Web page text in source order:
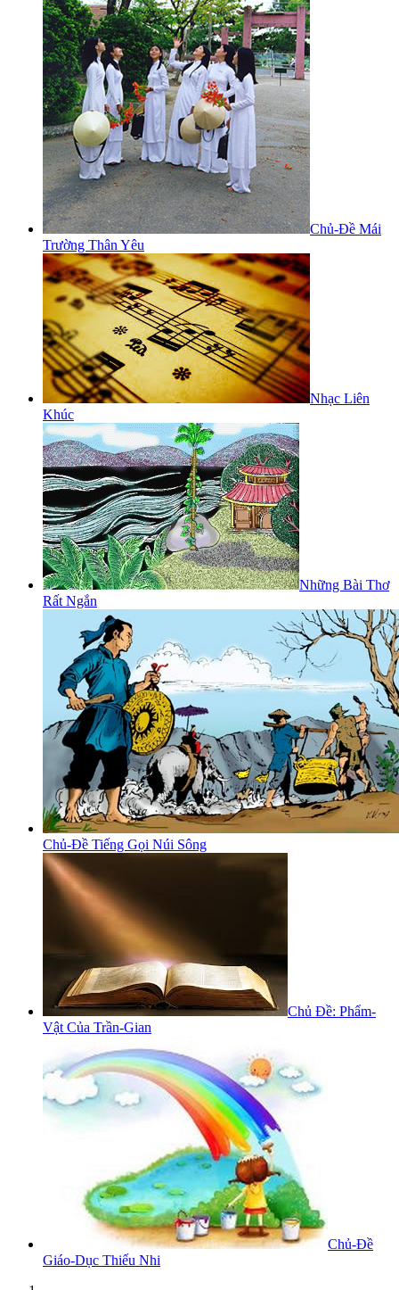
Chủ-Đề Mái
Trường Thân Yêu
Nhạc Liên
Khúc
Những Bài Thơ
Rất Ngắn
Chủ-Đề Tiếng Gọi Núi Sông
Chủ Đề: Phẩm-
Vật Của Trần-Gian
Chủ-Đề
Giáo-Dục Thiếu Nhi